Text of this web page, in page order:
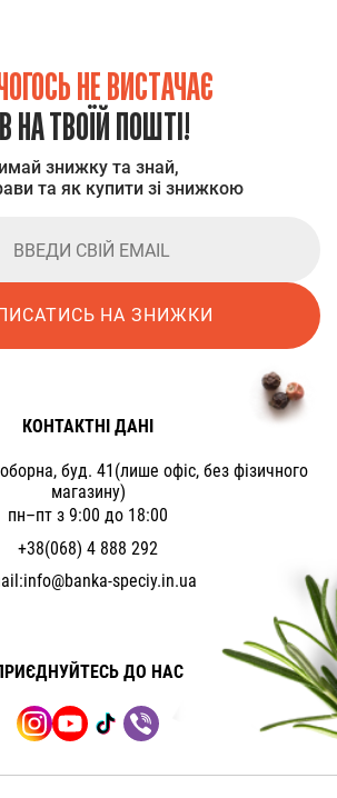
НЕ ВИСТАЧАЄ
НА ТВОЇЙ ПОШТІ!
знижку та знай,
та як купити зі знижкою
НА ЗНИЖКИ
КОНТАКТНІ ДАНІ
буд. 41(лише офіс, без фізичного
магазину)
пн–пт з 9:00 до 18:00
+38(068) 4 888 292
info@banka-speciy.in.ua
ДО НАС